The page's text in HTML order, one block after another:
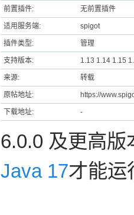
前置插件: 无前置插件
适用服务端: spigot
插件类型: 管理
支持版本: 1.13 1.14 1.15
来源: 转载
原帖地址: https://
下载地址: -
6.0.0 及更高版
Java 17才能运